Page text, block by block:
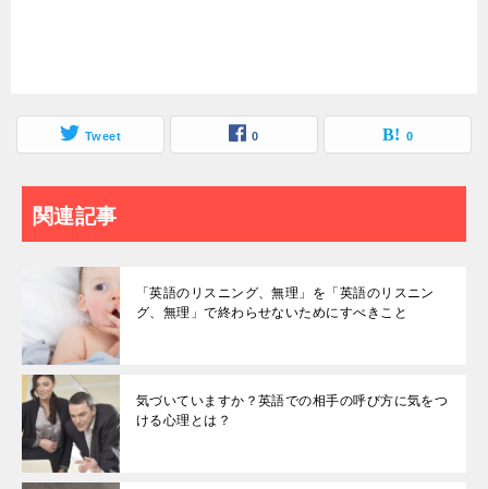
Tweet 0 0
関連記事
「英語のリスニング、無理」を「英語のリスニン
グ、無理」で終わらせないためにすべきこと
気づいていますか？英語での相手の呼び方に気をつ
ける心理とは？